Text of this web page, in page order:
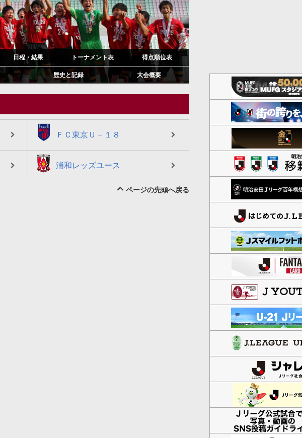
日程・結果 トーナメント表 得点順位表
歴史と記録 大会概要
FC東京
ＦＣ東京Ｕ－１８
浦和
浦和レッズユース
ページの先頭へ戻る